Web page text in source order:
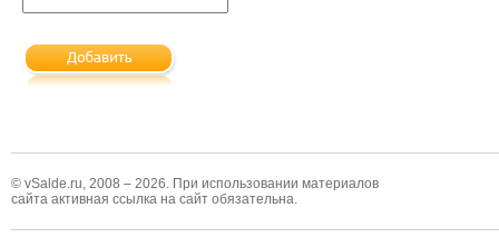
© vSalde.ru, 2008 – 2026. При использовании материалов
сайта активная ссылка на сайт обязательна.